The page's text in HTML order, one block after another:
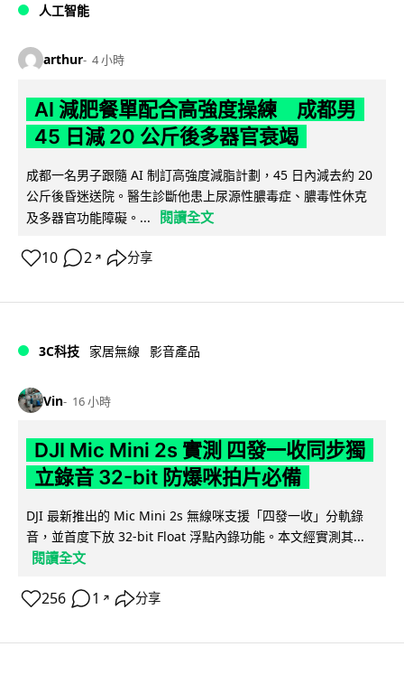
人工智能
arthur 4 小時
AI 減肥餐單配合高強度操練 成都男
45 日減 20 公斤後多器官衰竭
成都一名男子跟隨 AI 制訂高強度減脂計劃，45 日內減去約 20
公斤後昏迷送院。醫生診斷他患上尿源性膿毒症、膿毒性休克
及多器官功能障礙。...
閱讀全文
10 2 ↗ 分享
3C科技 家居無線 影音產品
Vin 16 小時
DJI Mic Mini 2s 實測 四發一收同步獨
立錄音 32-bit 防爆咪拍片必備
DJI 最新推出的 Mic Mini 2s 無線咪支援「四發一收」分軌錄
音，並首度下放 32-bit Float 浮點內錄功能。本文經實測其...
閱讀全文
256 1 ↗ 分享